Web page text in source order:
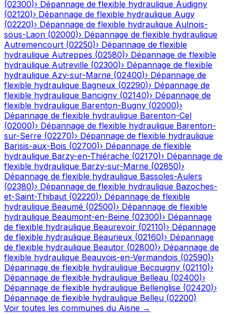
(02300)› Dépannage de flexible hydraulique Audigny
(02120)› Dépannage de flexible hydraulique Augy
(02220)› Dépannage de flexible hydraulique Aulnois-
sous-Laon (02000)› Dépannage de flexible hydraulique
Autremencourt (02250)› Dépannage de flexible
hydraulique Autreppes (02580)› Dépannage de flexible
hydraulique Autreville (02300)› Dépannage de flexible
hydraulique Azy-sur-Marne (02400)› Dépannage de
flexible hydraulique Bagneux (02290)› Dépannage de
flexible hydraulique Bancigny (02140)› Dépannage de
flexible hydraulique Barenton-Bugny (02000)›
Dépannage de flexible hydraulique Barenton-Cel
(02000)› Dépannage de flexible hydraulique Barenton-
sur-Serre (02270)› Dépannage de flexible hydraulique
Barisis-aux-Bois (02700)› Dépannage de flexible
hydraulique Barzy-en-Thiérache (02170)› Dépannage de
flexible hydraulique Barzy-sur-Marne (02850)›
Dépannage de flexible hydraulique Bassoles-Aulers
(02380)› Dépannage de flexible hydraulique Bazoches-
et-Saint-Thibaut (02220)› Dépannage de flexible
hydraulique Beaumé (02500)› Dépannage de flexible
hydraulique Beaumont-en-Beine (02300)› Dépannage
de flexible hydraulique Beaurevoir (02110)› Dépannage
de flexible hydraulique Beaurieux (02160)› Dépannage
de flexible hydraulique Beautor (02800)› Dépannage de
flexible hydraulique Beauvois-en-Vermandois (02590)›
Dépannage de flexible hydraulique Becquigny (02110)›
Dépannage de flexible hydraulique Belleau (02400)›
Dépannage de flexible hydraulique Bellenglise (02420)›
Dépannage de flexible hydraulique Belleu (02200)
Voir toutes les communes du Aisne →